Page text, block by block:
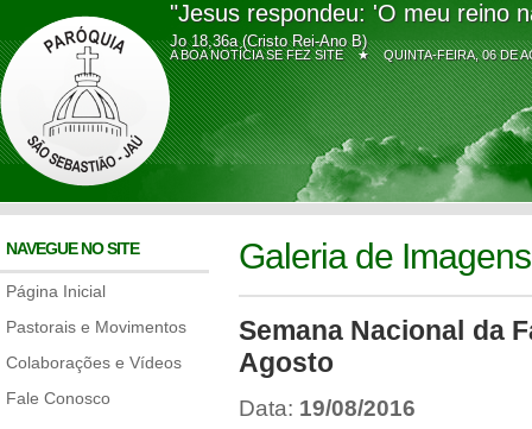
"Jesus respondeu: 'O meu reino
Jo 18,36a (Cristo Rei-Ano B)
A BOA NOTÍCIA SE FEZ SITE ★QUINTA-FEIRA, 06 DE
NAVEGUE NO SITE
Página Inicial
Pastorais e Movimentos
Colaborações e Vídeos
Fale Conosco
Galeria de Imagens
Semana Nacional da
Agosto
Data: 19/08/2016